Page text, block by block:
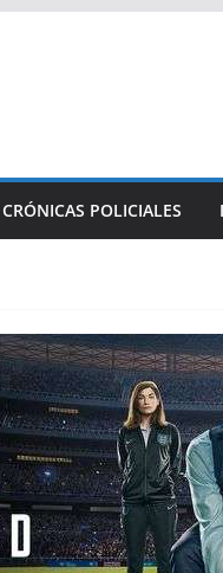
CRÓNICAS POLICIALES